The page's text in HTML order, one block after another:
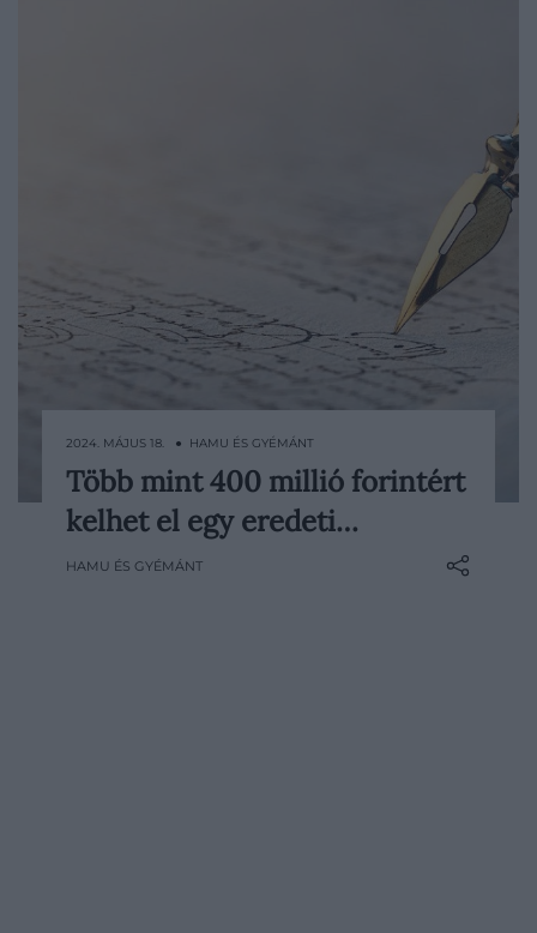
A Sotheby's aukciósház közleménye
szerint akár 1,2 millió dollárt – azaz közel
430 millió forintot – is kifizethetnek egy
2024. MÁJUS 18. ● HAMU ÉS GYÉMÁNT
Több mint 400 millió forintért
kelhet el egy eredeti…
HAMU ÉS GYÉMÁNT